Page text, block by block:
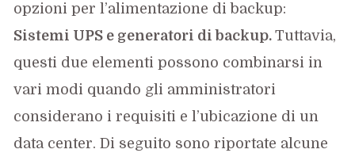
opzioni per l’alimentazione di backup:
Sistemi UPS e generatori di backup.Tuttavia,
questi due elementi possono combinarsi in
vari modi quando gli amministratori
considerano i requisiti e l’ubicazione di un
data center. Di seguito sono riportate alcune